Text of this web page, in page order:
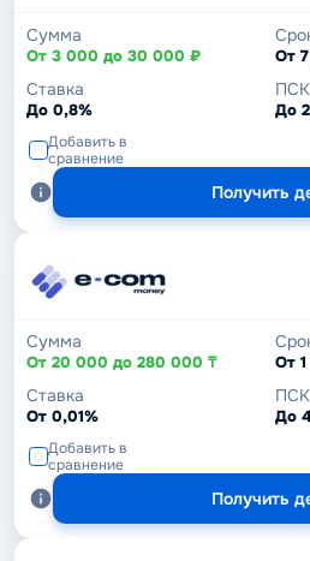
Сумма
От 3 000 до 30 000 ₽ От
Ставка
До 0,8%
ПСК
До
Добавить в
сравнение
Получить
Сумма
От 20 000 до 280 000 ₸ От
Ставка
От 0,01%
ПСК
До
Добавить в
сравнение
Получить